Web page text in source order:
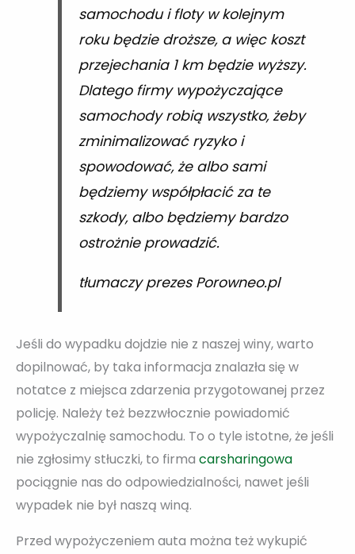
samochodu i floty w kolejnym
roku będzie droższe, a więc koszt
przejechania 1 km będzie wyższy.
Dlatego firmy wypożyczające
samochody robią wszystko, żeby
zminimalizować ryzyko i
spowodować, że albo sami
będziemy współpłacić za te
szkody, albo będziemy bardzo
ostrożnie prowadzić.
tłumaczy prezes Porowneo.pl
Jeśli do wypadku dojdzie nie z naszej winy, warto
dopilnować, by taka informacja znalazła się w
notatce z miejsca zdarzenia przygotowanej przez
policję. Należy też bezzwłocznie powiadomić
wypożyczalnię samochodu. To o tyle istotne, że jeśli
nie zgłosimy stłuczki, to firma carsharingowa
pociągnie nas do odpowiedzialności, nawet jeśli
wypadek nie był naszą winą.
Przed wypożyczeniem auta można też wykupić